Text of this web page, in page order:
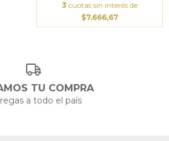
3 cuotas sin interés de
$7.666,67
TU COMPRA
a todo el país